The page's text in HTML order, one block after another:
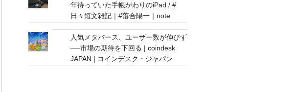
年待っていた手帳がわりのiPad / #
日々短文雑記｜#落合陽一｜note
人気メタバース、ユーザー数が伸びず
──市場の期待を下回る | coindesk
JAPAN | コインデスク・ジャパン